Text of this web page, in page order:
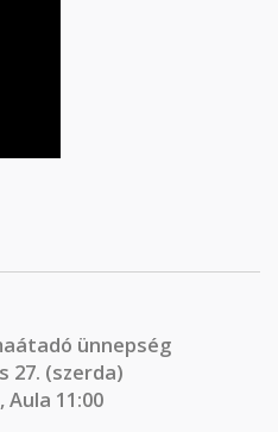
ünnepség
27. (szerda)
Aula 11:00